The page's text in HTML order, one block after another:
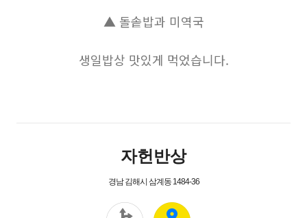
▲ 돌솥밥과 미역국
생일밥상 맛있게 먹었습니다.